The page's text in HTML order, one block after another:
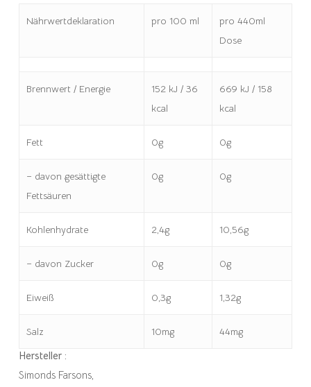
Nährwertdeklaration pro 100 ml
pro 440ml
Dose
Brennwert / Energie
152 kJ / 36
kcal
669 kJ / 158
kcal
Fett 0g 0g
– davon gesättigte
Fettsäuren
0g 0g
Kohlenhydrate 2,4g 10,56g
– davon Zucker 0g 0g
Eiweiß 0,3g 1,32g
Salz 10mg 44mg
Hersteller :
Simonds Farsons,